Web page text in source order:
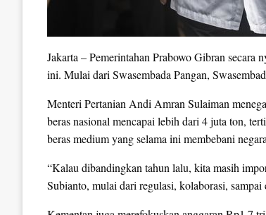
Jakarta – Pemerintahan Prabowo Gibran secara
ini. Mulai dari Swasembada Pangan,
Menteri Pertanian Andi Amran Sulaiman
beras nasional mencapai lebih dari 4 juta ton,
beras medium yang selama ini membebani
“Kalau dibandingkan tahun lalu, kita masih
Subianto, mulai dari regulasi, kolaborasi,